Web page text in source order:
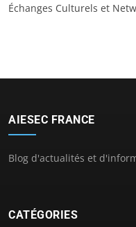
Échanges Culturels et
AIESEC FRANCE
Blog d'actualités et
CATÉGORIES